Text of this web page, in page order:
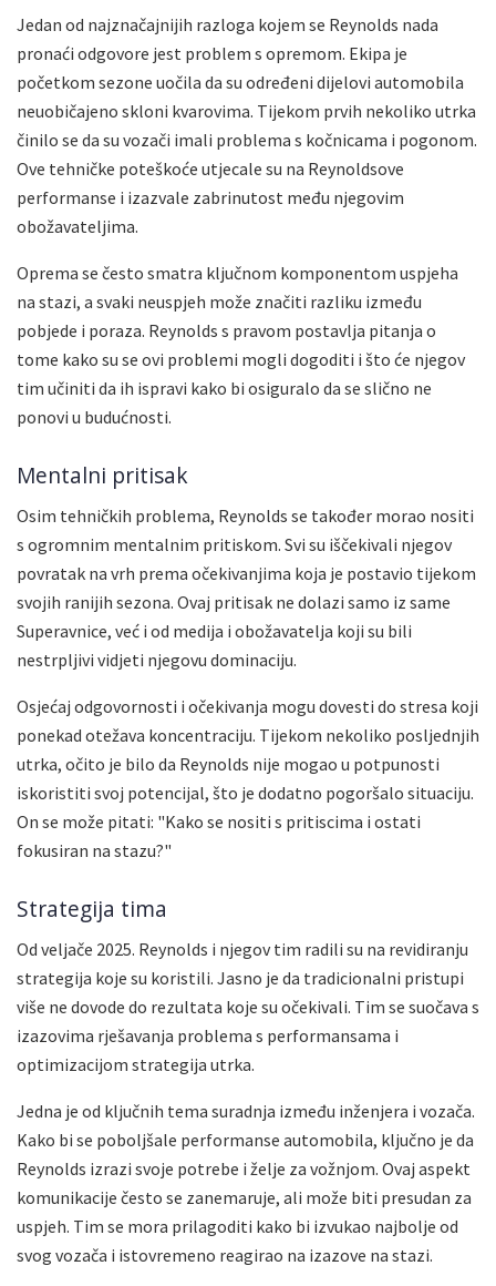
Jedan od najznačajnijih razloga kojem se Reynolds nada
pronaći odgovore jest problem s opremom. Ekipa je
početkom sezone uočila da su određeni dijelovi automobila
neuobičajeno skloni kvarovima. Tijekom prvih nekoliko utrka
činilo se da su vozači imali problema s kočnicama i pogonom.
Ove tehničke poteškoće utjecale su na Reynoldsove
performanse i izazvale zabrinutost među njegovim
obožavateljima.
Oprema se često smatra ključnom komponentom uspjeha
na stazi, a svaki neuspjeh može značiti razliku između
pobjede i poraza. Reynolds s pravom postavlja pitanja o
tome kako su se ovi problemi mogli dogoditi i što će njegov
tim učiniti da ih ispravi kako bi osiguralo da se slično ne
ponovi u budućnosti.
Mentalni pritisak
Osim tehničkih problema, Reynolds se također morao nositi
s ogromnim mentalnim pritiskom. Svi su iščekivali njegov
povratak na vrh prema očekivanjima koja je postavio tijekom
svojih ranijih sezona. Ovaj pritisak ne dolazi samo iz same
Superavnice, već i od medija i obožavatelja koji su bili
nestrpljivi vidjeti njegovu dominaciju.
Osjećaj odgovornosti i očekivanja mogu dovesti do stresa koji
ponekad otežava koncentraciju. Tijekom nekoliko posljednjih
utrka, očito je bilo da Reynolds nije mogao u potpunosti
iskoristiti svoj potencijal, što je dodatno pogoršalo situaciju.
On se može pitati: "Kako se nositi s pritiscima i ostati
fokusiran na stazu?"
Strategija tima
Od veljače 2025. Reynolds i njegov tim radili su na revidiranju
strategija koje su koristili. Jasno je da tradicionalni pristupi
više ne dovode do rezultata koje su očekivali. Tim se suočava s
izazovima rješavanja problema s performansama i
optimizacijom strategija utrka.
Jedna je od ključnih tema suradnja između inženjera i vozača.
Kako bi se poboljšale performanse automobila, ključno je da
Reynolds izrazi svoje potrebe i želje za vožnjom. Ovaj aspekt
komunikacije često se zanemaruje, ali može biti presudan za
uspjeh. Tim se mora prilagoditi kako bi izvukao najbolje od
svog vozača i istovremeno reagirao na izazove na stazi.